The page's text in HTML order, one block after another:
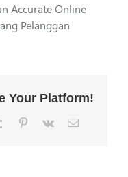
Accurate Online
Pelanggan
Your Platform!
Tumblr Pinterest
Vk Email